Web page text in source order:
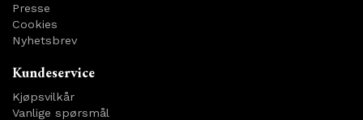
Presse
Cookies
Nyhetsbrev
Kundeservice
Kjøpsvilkår
Vanlige spørsmål